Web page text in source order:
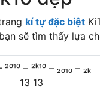
kí tự đặc biệt
sẽ tìm thấy lựa
– ²ᵏ¹⁰ – ₂₀₁₀ – ₂ₖ
13 13